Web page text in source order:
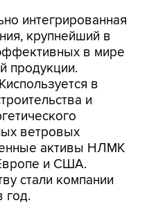
интегрированная
крупнейший в
в мире
продукции.
в
и
ветровых
активы НЛМК
и США.
стали компании
год.